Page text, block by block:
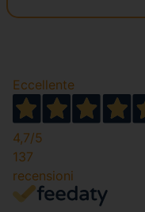
Eccellente
4,7/5
137
recensioni